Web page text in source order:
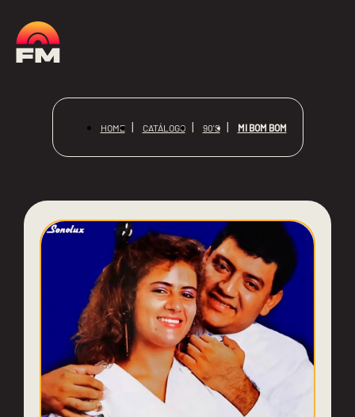
HOME CATÁLOGO 90'S MI BOM BOM